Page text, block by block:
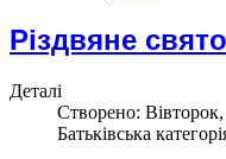
Різдвяне
Деталі
Створено:
Батьківська